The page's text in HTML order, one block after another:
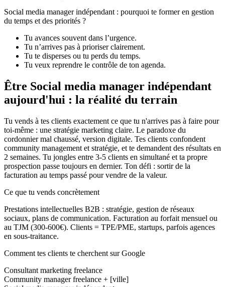
Social media manager indépendant : pourquoi te former en gestion
du temps et des priorités ?
Tu avances souvent dans l’urgence.
Tu n’arrives pas à prioriser clairement.
Tu te disperses ou tu perds du temps.
Tu veux reprendre le contrôle de ton agenda.
Être Social media manager indépendant
aujourd'hui : la réalité du terrain
Tu vends à tes clients exactement ce que tu n'arrives pas à faire pour
toi-même : une stratégie marketing claire. Le paradoxe du
cordonnier mal chaussé, version digitale. Tes clients confondent
community management et stratégie, et te demandent des résultats en
2 semaines. Tu jongles entre 3-5 clients en simultané et ta propre
prospection passe toujours en dernier. Ton défi : sortir de la
facturation au temps passé pour vendre de la valeur.
Ce que tu vends concrètement
Prestations intellectuelles B2B : stratégie, gestion de réseaux
sociaux, plans de communication. Facturation au forfait mensuel ou
au TJM (300-600€). Clients = TPE/PME, startups, parfois agences
en sous-traitance.
Comment tes clients te cherchent sur Google
Consultant marketing freelance
Community manager freelance + [ville]